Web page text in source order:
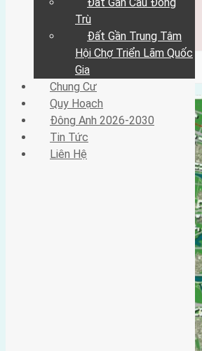
Đông Anh 2026-2030
Liên Hệ
/ Category / Chung Oai
Trù
Đất Gần Trung Tâm
Hội Chợ Triển Lãm Quốc
Gia
Chung Cư
Quy Hoạch
Đông Anh 2026-2030
Tin Tức
Liên Hệ